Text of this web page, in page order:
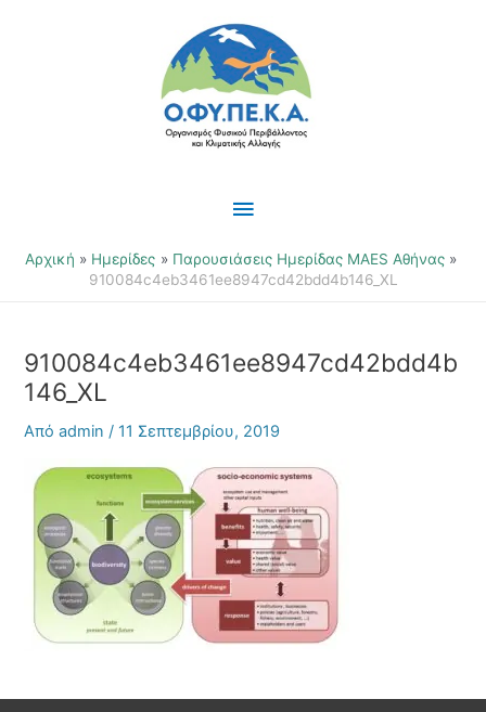
Κύριο
Μενού
Αρχική Ημερίδες
Παρουσιάσεις Ημερίδας MAES Αθήνας
910084c4eb3461ee8947cd42bdd4b146_XL
910084c4eb3461ee8947cd42bdd4b
146_XL
Απόadmin/11 Σεπτεμβρίου, 2019